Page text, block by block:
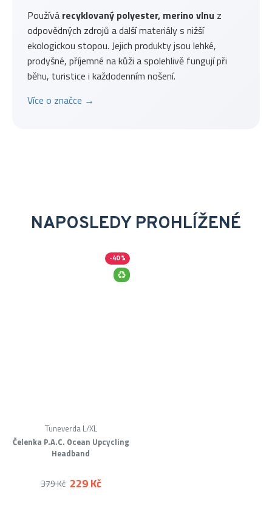
Používá recyklovaný polyester, merino vlnu z
odpovědných zdrojů a další materiály s nižší
ekologickou stopou. Jejich produkty jsou lehké,
prodyšné, příjemné na kůži a spolehlivě fungují při
běhu, turistice i každodenním nošení.
Více o značce →
NAPOSLEDY PROHLÍŽENÉ
-40 %
Čelenka P.A.C. Ocean Upcycling
Headband
Tuneverda L/XL
229 Kč
379 Kč